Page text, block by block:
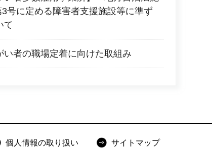
号に定める障害者支援施設等に準ず
て
者の職場定着に向けた取組み
個人情報の取り扱い サイトマップ